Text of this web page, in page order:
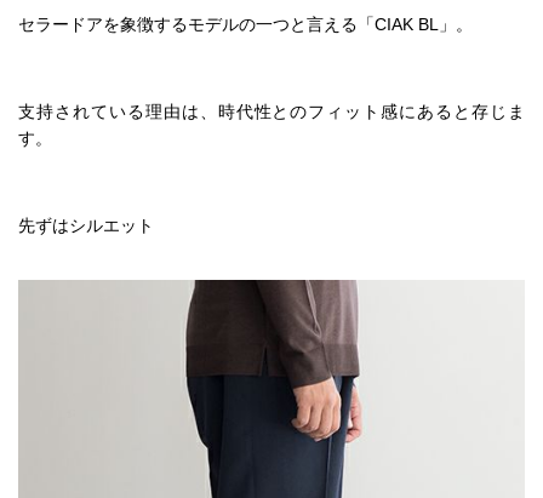
セラードアを象徴するモデルの一つと言える「CIAK BL」。
支持されている理由は、時代性とのフィット感にあると存じま
す。
先ずはシルエット